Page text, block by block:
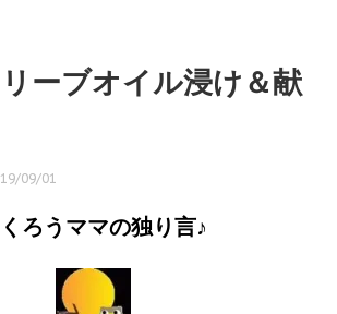
ーブオイル浸け＆献
09/01
ろうママの独り言♪